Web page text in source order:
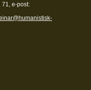
71, e-post: